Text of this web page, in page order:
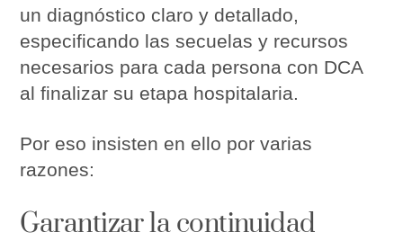
un diagnóstico claro y detallado,
especificando las secuelas y recursos
necesarios para cada persona con DCA
al finalizar su etapa hospitalaria.
Por eso insisten en ello por varias
razones:
Garantizar la continuidad